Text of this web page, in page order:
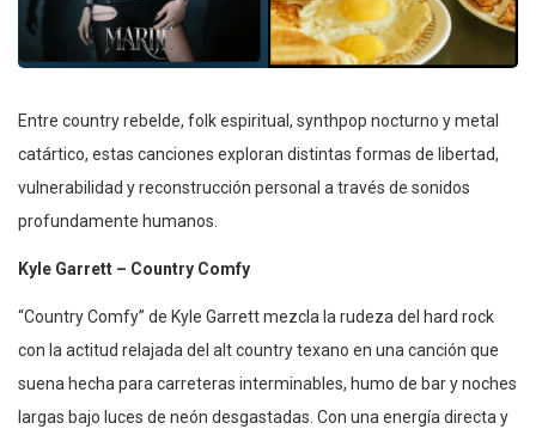
Entre country rebelde, folk espiritual, synthpop nocturno y metal
catártico, estas canciones exploran distintas formas de libertad,
vulnerabilidad y reconstrucción personal a través de sonidos
profundamente humanos.
Kyle Garrett – Country Comfy
“Country Comfy” de Kyle Garrett mezcla la rudeza del hard rock
con la actitud relajada del alt country texano en una canción que
suena hecha para carreteras interminables, humo de bar y noches
largas bajo luces de neón desgastadas. Con una energía directa y